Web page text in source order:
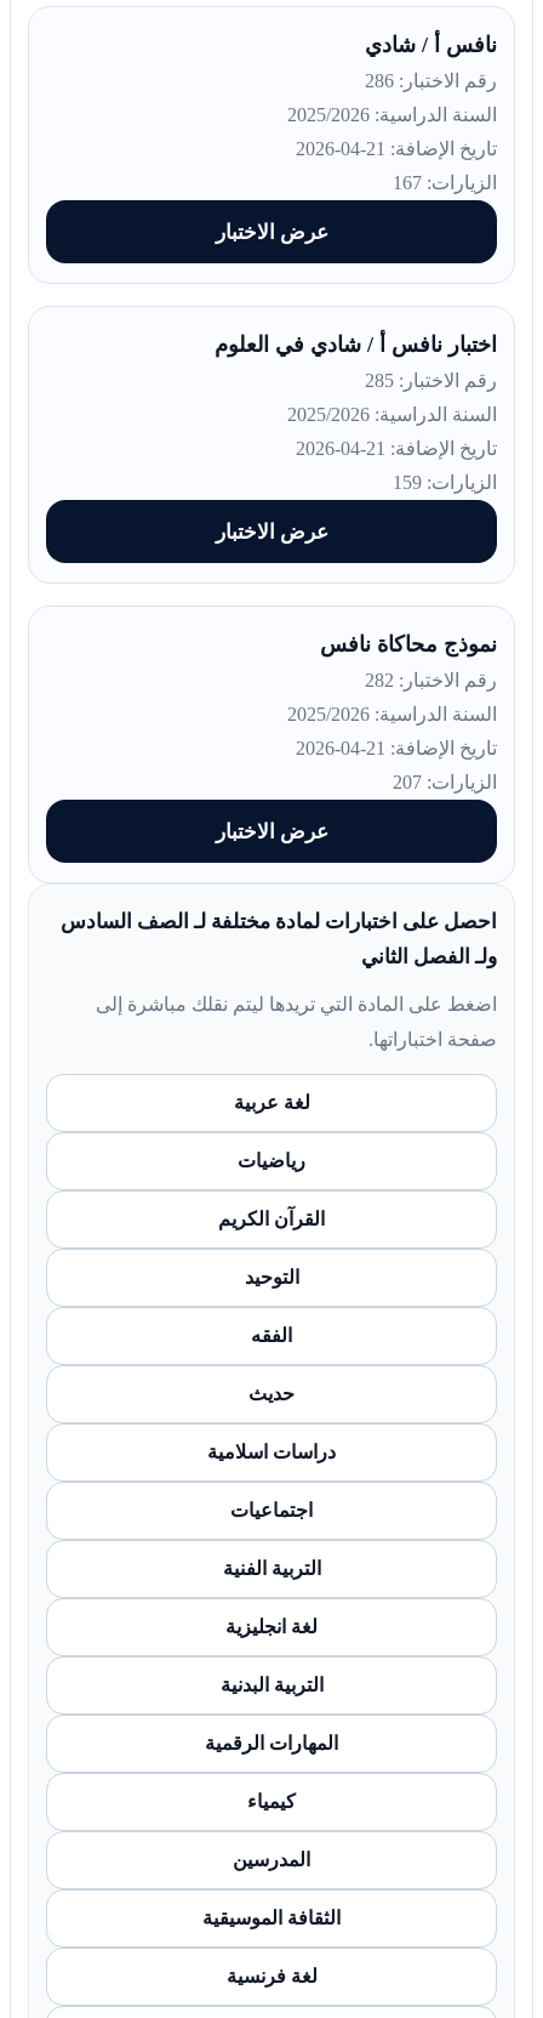
نافس أ / شادي
رقم الاختبار: 286
السنة الدراسية: 2025/2026
تاريخ الإضافة: 21-04-2026
الزيارات: 167
عرض الاختبار
اختبار نافس أ / شادي في العلوم
رقم الاختبار: 285
السنة الدراسية: 2025/2026
تاريخ الإضافة: 21-04-2026
الزيارات: 159
عرض الاختبار
نموذج محاكاة نافس
رقم الاختبار: 282
السنة الدراسية: 2025/2026
تاريخ الإضافة: 21-04-2026
الزيارات: 207
عرض الاختبار
احصل على اختبارات لمادة مختلفة لـ الصف السادس
ولـ الفصل الثاني
اضغط على المادة التي تريدها ليتم نقلك مباشرة إلى
صفحة اختباراتها.
لغة عربية
رياضيات
القرآن الكريم
التوحيد
الفقه
حديث
دراسات اسلامية
اجتماعيات
التربية الفنية
لغة انجليزية
التربية البدنية
المهارات الرقمية
كيمياء
المدرسين
الثقافة الموسيقية
لغة فرنسية